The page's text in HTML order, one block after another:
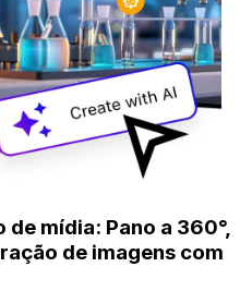
mídia: Pano a 360°,
de imagens com